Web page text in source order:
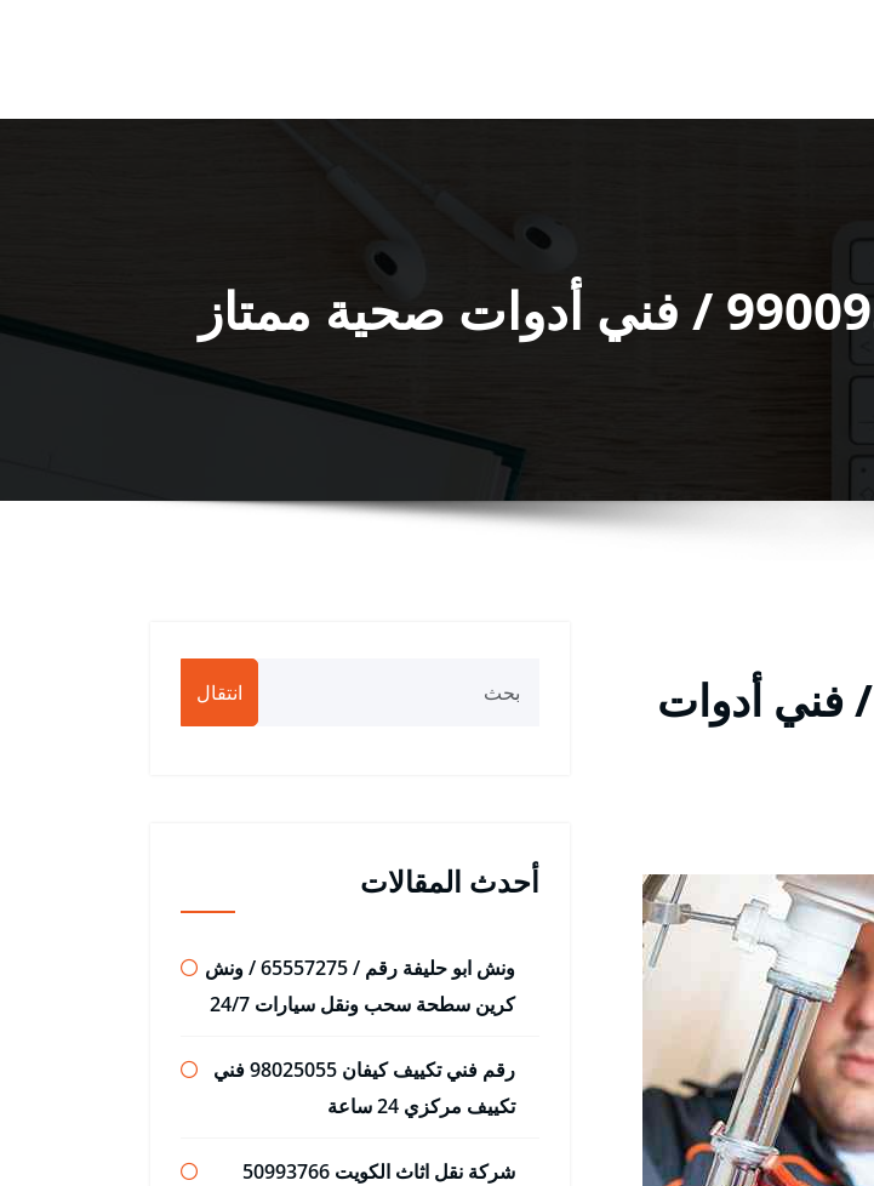
سباك صحي الشهداء / 99009522 / فني أدوات
انتقال
أحدث المقالات
ونش ابو حليفة رقم / 65557275 / ونش
كرين سطحة سحب ونقل سيارات 24/7
رقم فني تكييف كيفان 98025055 فني
تكييف مركزي 24 ساعة
شركة نقل اثاث الكويت 50993766